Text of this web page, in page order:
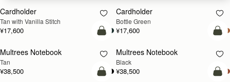
Cardholder
Tan with Vanilla Stitch
¥17,600
Cardholder
Bottle Green
¥17,600
カートに追加
Multrees Notebook
Tan
¥38,500
カ
Multrees Notebook
Black
¥38,500
カートに追加
カ